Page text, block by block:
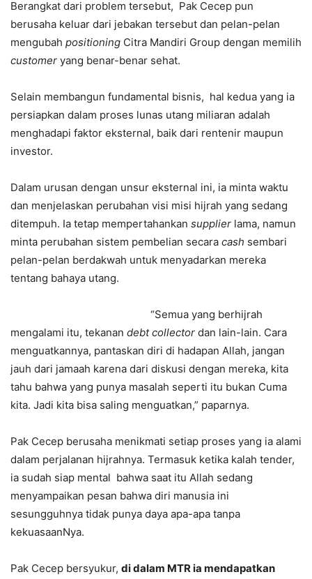
Berangkat dari problem tersebut, Pak Cecep pun
berusaha keluar dari jebakan tersebut dan pelan-pelan
mengubah positioning Citra Mandiri Group dengan memilih
customer yang benar-benar sehat.
Selain membangun fundamental bisnis, hal kedua yang ia
persiapkan dalam proses lunas utang miliaran adalah
menghadapi faktor eksternal, baik dari rentenir maupun
investor.
Dalam urusan dengan unsur eksternal ini, ia minta waktu
dan menjelaskan perubahan visi misi hijrah yang sedang
ditempuh. Ia tetap mempertahankan supplier lama, namun
minta perubahan sistem pembelian secara cash sembari
pelan-pelan berdakwah untuk menyadarkan mereka
tentang bahaya utang.
“Semua yang berhijrah
mengalami itu, tekanan debt collector dan lain-lain. Cara
menguatkannya, pantaskan diri di hadapan Allah, jangan
jauh dari jamaah karena dari diskusi dengan mereka, kita
tahu bahwa yang punya masalah seperti itu bukan Cuma
kita. Jadi kita bisa saling menguatkan,” paparnya.
Pak Cecep berusaha menikmati setiap proses yang ia alami
dalam perjalanan hijrahnya. Termasuk ketika kalah tender,
ia sudah siap mental bahwa saat itu Allah sedang
menyampaikan pesan bahwa diri manusia ini
sesungguhnya tidak punya daya apa-apa tanpa
kekuasaanNya.
Pak Cecep bersyukur, di dalam MTR ia mendapatkan